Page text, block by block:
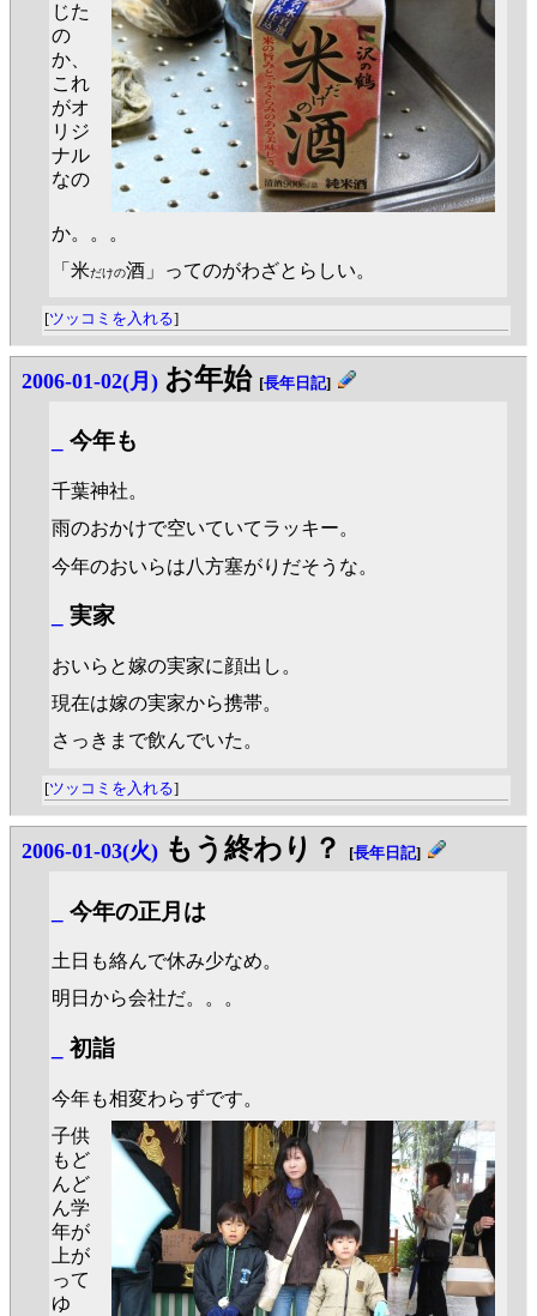
じた
の
か、
これ
がオ
リジ
ナル
なの
か。。。
「米だけの酒」ってのがわざとらしい。
[ツッコミを入れる]
2006-01-02(月) お年始 [長年日記]
今年も
千葉神社。
雨のおかけで空いていてラッキー。
今年のおいらは八方塞がりだそうな。
実家
おいらと嫁の実家に顔出し。
現在は嫁の実家から携帯。
さっきまで飲んでいた。
[ツッコミを入れる]
2006-01-03(火) もう終わり？ [長年日記]
今年の正月は
土日も絡んで休み少なめ。
明日から会社だ。。。
初詣
今年も相変わらずです。
子供
もど
んど
ん学
年が
上が
って
ゆ